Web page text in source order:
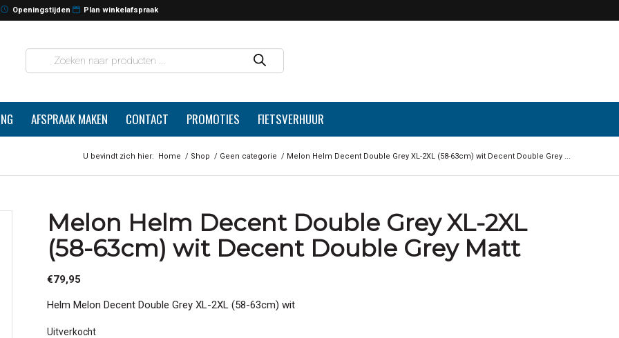
Openingstijden Plan winkelafspraak
AFSPRAAK MAKEN CONTACT PROMOTIES FIETSVERHUUR
U bevindt zich hier: Home / Shop / Geen categorie / Melon Helm Decent Double Grey XL-2XL (58-63cm) wit Decent Double Grey ...
Melon Helm Decent Double Grey XL-2XL
(58-63cm) wit Decent Double Grey Matt
€79,95
Helm Melon Decent Double Grey XL-2XL (58-63cm) wit
Uitverkocht